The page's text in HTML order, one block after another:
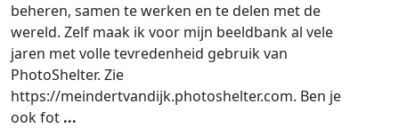
beheren, samen te werken en te delen met de
wereld. Zelf maak ik voor mijn beeldbank al vele
jaren met volle tevredenheid gebruik van
PhotoShelter. Zie
https://meindertvandijk.photoshelter.com. Ben je
ook fot ...